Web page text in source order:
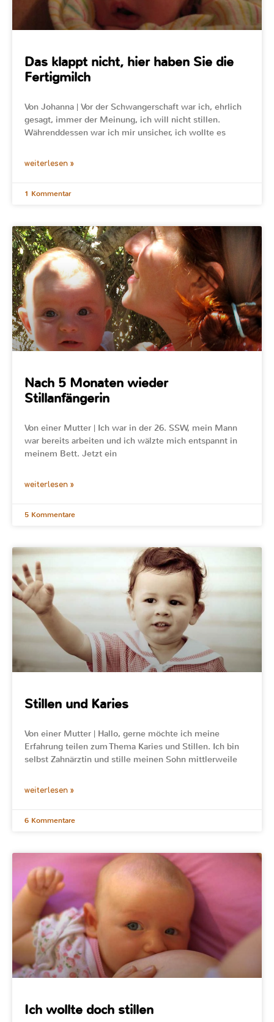
Das klappt nicht, hier haben Sie die
Fertigmilch
Von Johanna | Vor der Schwangerschaft war ich, ehrlich
gesagt, immer der Meinung, ich will nicht stillen.
Währenddessen war ich mir unsicher, ich wollte es
weiterlesen »
1 Kommentar
Nach 5 Monaten wieder
Stillanfängerin
Von einer Mutter | Ich war in der 26. SSW, mein Mann
war bereits arbeiten und ich wälzte mich entspannt in
meinem Bett. Jetzt ein
weiterlesen »
5 Kommentare
Stillen und Karies
Von einer Mutter | Hallo, gerne möchte ich meine
Erfahrung teilen zum Thema Karies und Stillen. Ich bin
selbst Zahnärztin und stille meinen Sohn mittlerweile
weiterlesen »
6 Kommentare
Ich wollte doch stillen